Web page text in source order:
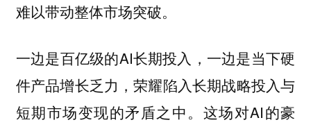
难以带动整体市场突破。
一边是百亿级的AI长期投入，一边是当下硬
件产品增长乏力，荣耀陷入长期战略投入与
短期市场变现的矛盾之中。这场对AI的豪